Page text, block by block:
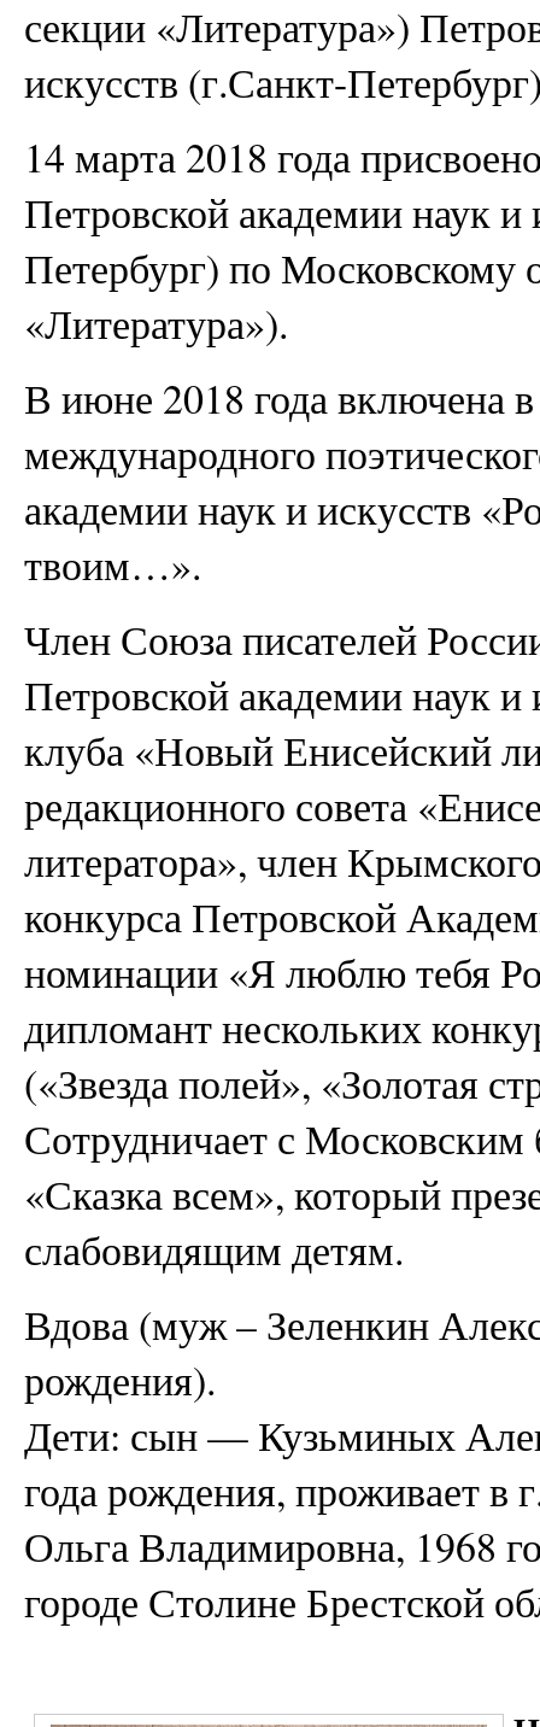
секции «Литература»)
искусств (г.Санкт-
14 марта 2018 года
Петровской академии наук и
Петербург) по Московскому
«Литература»).
В июне 2018 года включена
международного
академии наук и искусств
твоим…».
Член Союза писателей
Петровской академии наук и
клуба «Новый Енисейский
редакционного совета
литератора», член
конкурса Петровской
номинации «Я люблю тебя
дипломант нескольких
(«Звезда полей», «Золотая
Сотрудничает с
«Сказка всем», который
слабовидящим детям.
Вдова (муж – Зеленкин
рождения).
Дети: сын — Кузьминых
года рождения, проживает
Ольга Владимировна, 1968
городе Столине Брестской